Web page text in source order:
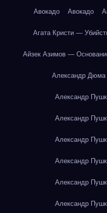
Авокадо Авокадо
Агата Кристи —
Айзек Азимов —
Александр
Александр
Александр
Александр
Александр
Александр
Александр